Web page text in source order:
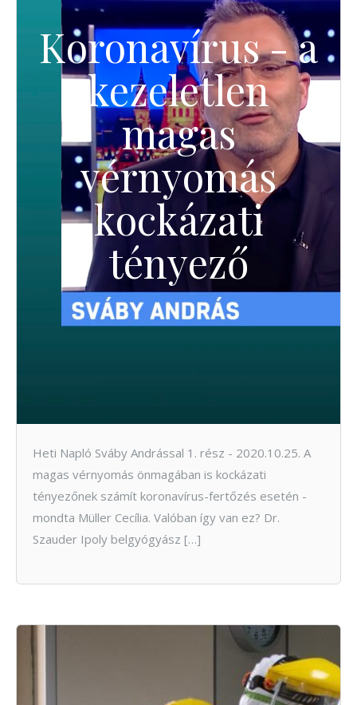
Koronavírus - a
kezeletlen
magas
vérnyomás
kockázati
tényező
Heti Napló Sváby Andrással 1. rész - 2020.10.25. A
magas vérnyomás önmagában is kockázati
tényezőnek számít koronavírus-fertőzés esetén -
mondta Müller Cecília. Valóban így van ez? Dr.
Szauder Ipoly belgyógyász […]